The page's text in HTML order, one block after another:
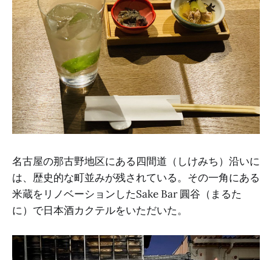
名古屋の那古野地区にある四間道（しけみち）沿いに
は、歴史的な町並みが残されている。その一角にある
米蔵をリノベーションしたSake Bar 圓谷（まるた
に）で日本酒カクテルをいただいた。